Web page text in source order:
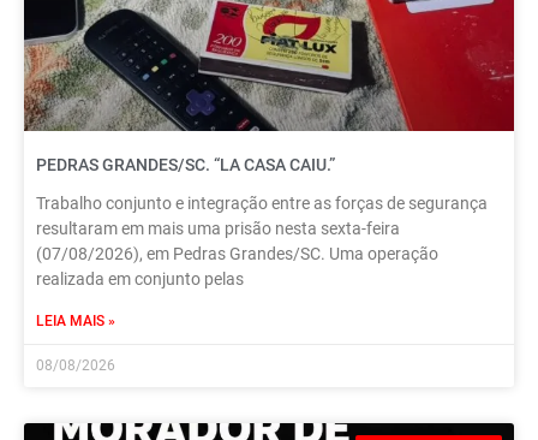
PEDRAS GRANDES/SC. “LA CASA CAIU.”
Trabalho conjunto e integração entre as forças de segurança
resultaram em mais uma prisão nesta sexta-feira
(07/08/2026), em Pedras Grandes/SC. Uma operação
realizada em conjunto pelas
LEIA MAIS »
08/08/2026